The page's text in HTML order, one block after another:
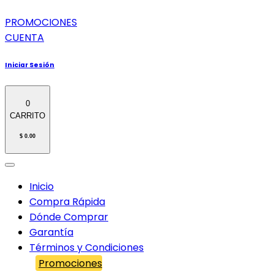
PROMOCIONES
CUENTA
Iniciar Sesión
0
CARRITO
$ 0.00
Inicio
Compra Rápida
Dónde Comprar
Garantía
Términos y Condiciones
Promociones